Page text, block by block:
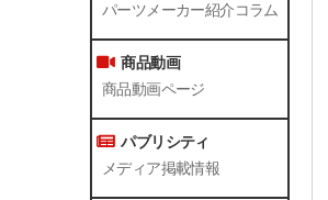
パーツメーカー紹介コラム
商品動画
商品動画ページ
パブリシティ
メディア掲載情報